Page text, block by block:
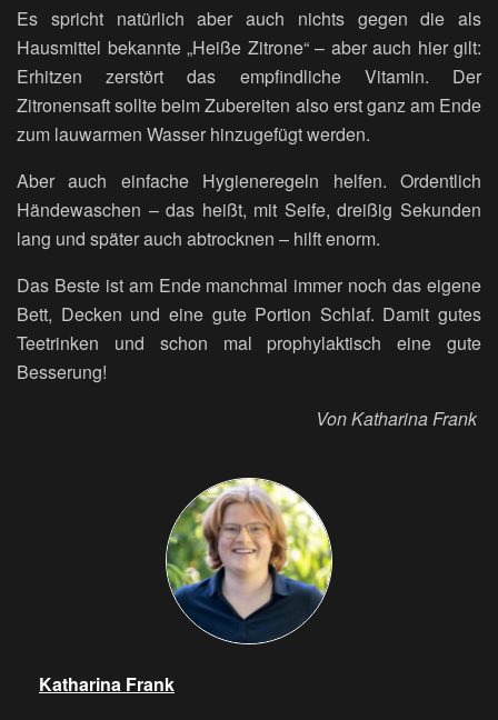
Es spricht natürlich aber auch nichts gegen die als
Hausmittel bekannte „Heiße Zitrone“ – aber auch hier gilt:
Erhitzen zerstört das empfindliche Vitamin. Der
Zitronensaft sollte beim Zubereiten also erst ganz am Ende
zum lauwarmen Wasser hinzugefügt werden.
Aber auch einfache Hygieneregeln helfen. Ordentlich
Händewaschen – das heißt, mit Seife, dreißig Sekunden
lang und später auch abtrocknen – hilft enorm.
Das Beste ist am Ende manchmal immer noch das eigene
Bett, Decken und eine gute Portion Schlaf. Damit gutes
Teetrinken und schon mal prophylaktisch eine gute
Besserung!
Von Katharina Frank
Katharina Frank